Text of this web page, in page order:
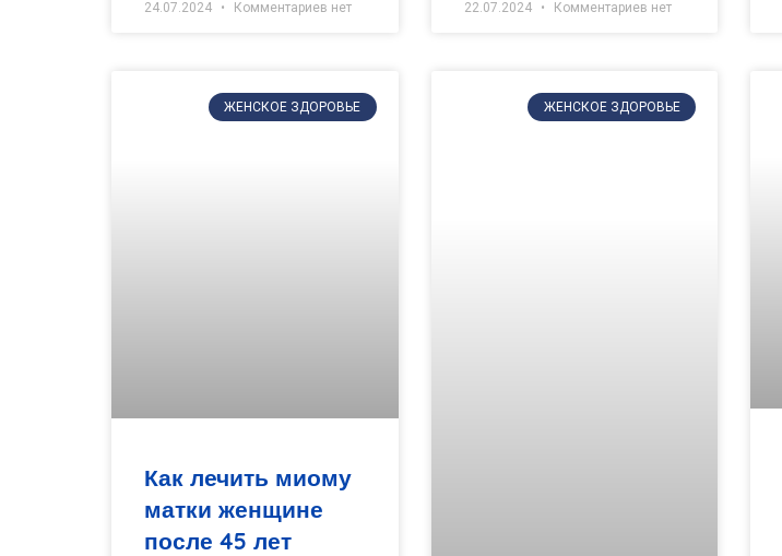
24.07.2024 Комментариев нет 22.07.2024 Комментариев нет
ЖЕНСКОЕ ЗДОРОВЬЕ
Как лечить миому
матки женщине
после 45 лет
ЖЕНСКОЕ ЗДОРОВЬЕ